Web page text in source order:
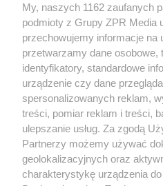
Żaden utwór zamieszczony w serwisie
rozpowszechniany lub dalej
tym także elektroniczny lub
eksploatacji w jakiejkolwiek formie,
bez pisemnej zgody właściciela praw.
wykorzystanie utworów w całości lub
bez właściwej zgody, jest zabronione
prawnie.
My, naszych 1162 zaufanych
podmioty z Grupy ZPR Media
przechowujemy informacje na
przetwarzamy dane osobowe,
identyfikatory, standardowe
urządzenie czy dane
spersonalizowanych reklam,
treści, pomiar reklam i treści,
ulepszanie usług. Za zgodą
Partnerzy możemy używać
geolokalizacyjnych oraz
charakterystykę urządzenia